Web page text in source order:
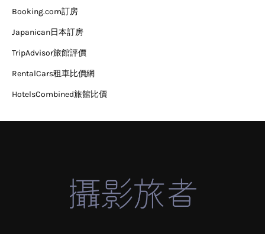
Booking.com訂房
Japanican日本訂房
TripAdvisor旅館評價
RentalCars租車比價網
HotelsCombined旅館比價